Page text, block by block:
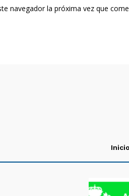
navegador la próxima vez que
Inicio